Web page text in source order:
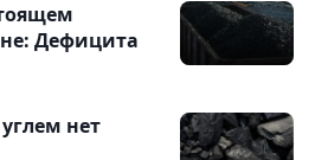
Дефицита
нет